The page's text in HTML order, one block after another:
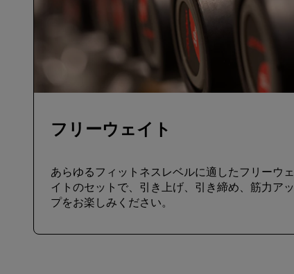
フリーウェイト
あらゆるフィットネスレベルに適したフリーウェ
イトのセットで、引き上げ、引き締め、筋力アッ
プをお楽しみください。